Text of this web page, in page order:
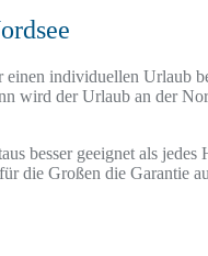
individuellen Urlaub
wird der Urlaub an der
besser geeignet als
die Großen die